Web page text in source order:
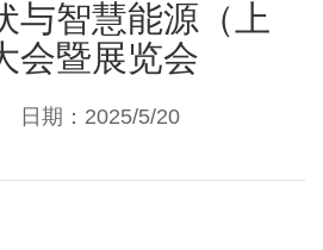
与智慧能源（上
会暨展览会
日期：2025/5/20